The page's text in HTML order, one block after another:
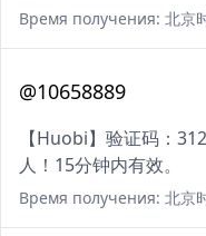
Время получения: 北京
@10658889
【Huobi】验证码：
人！15分钟内有效。
Время получения: 北京